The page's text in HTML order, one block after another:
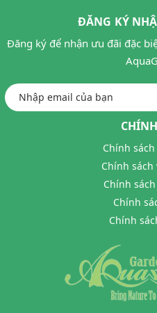
ĐĂNG KÝ
Đăng ký để nhận ưu đãi đặc
Chính
Chính sách
Chính
Chính
Chính